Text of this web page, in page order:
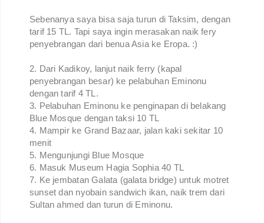
Sebenanya saya bisa saja turun di Taksim, dengan
tarif 15 TL. Tapi saya ingin merasakan naik fery
penyebrangan dari benua Asia ke Eropa. :)
2. Dari Kadikoy, lanjut naik ferry (kapal
penyebrangan besar) ke pelabuhan Eminonu
dengan tarif 4 TL.
3. Pelabuhan Eminonu ke penginapan di belakang
Blue Mosque dengan taksi 10 TL
4. Mampir ke Grand Bazaar, jalan kaki sekitar 10
menit
5. Mengunjungi Blue Mosque
6. Masuk Museum Hagia Sophia 40 TL
7. Ke jembatan Galata (galata bridge) untuk motret
sunset dan nyobain sandwich ikan, naik trem dari
Sultan ahmed dan turun di Eminonu.